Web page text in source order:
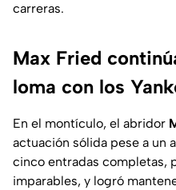
carreras.
Max Fried
loma con los
En el montículo, el abridor
actuación sólida pese a un
cinco entradas completas,
imparables, y logró